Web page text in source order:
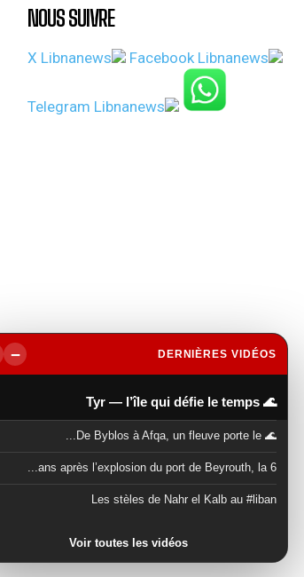
NOUS SUIVRE
DERNIÈRES VIDÉOS
−
🌊 Tyr — l’île qui défie le temps
🌊 De Byblos à Afqa, un fleuve porte le...
6 ans après l’explosion du port de Beyrouth, la...
Les stèles de Nahr el Kalb au #liban
Voir toutes les vidéos